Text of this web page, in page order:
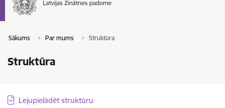
Sākums Par mums Struktūra
Struktūra
Lejupielādēt struktūru